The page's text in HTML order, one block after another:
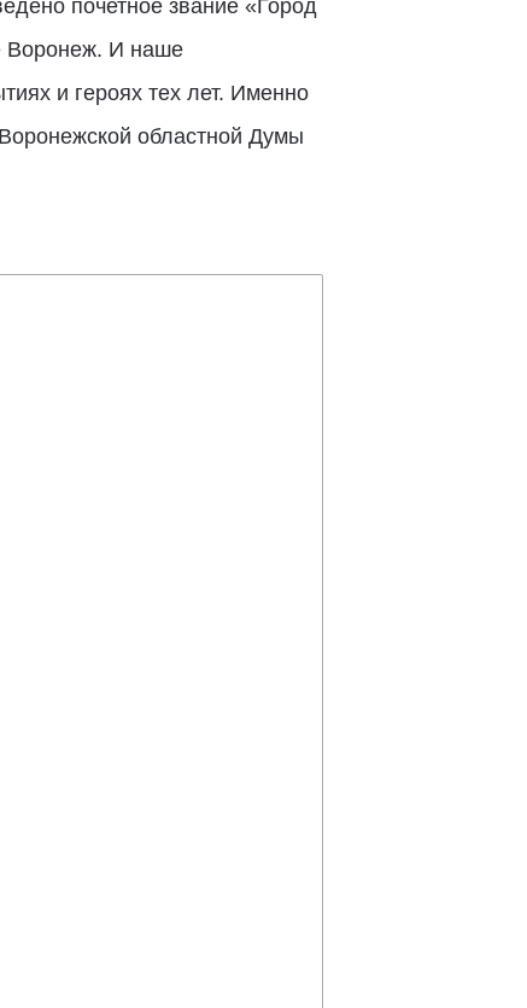
почетное звание «Город
Воронеж. И наше
и героях тех лет. Именно
областной Думы